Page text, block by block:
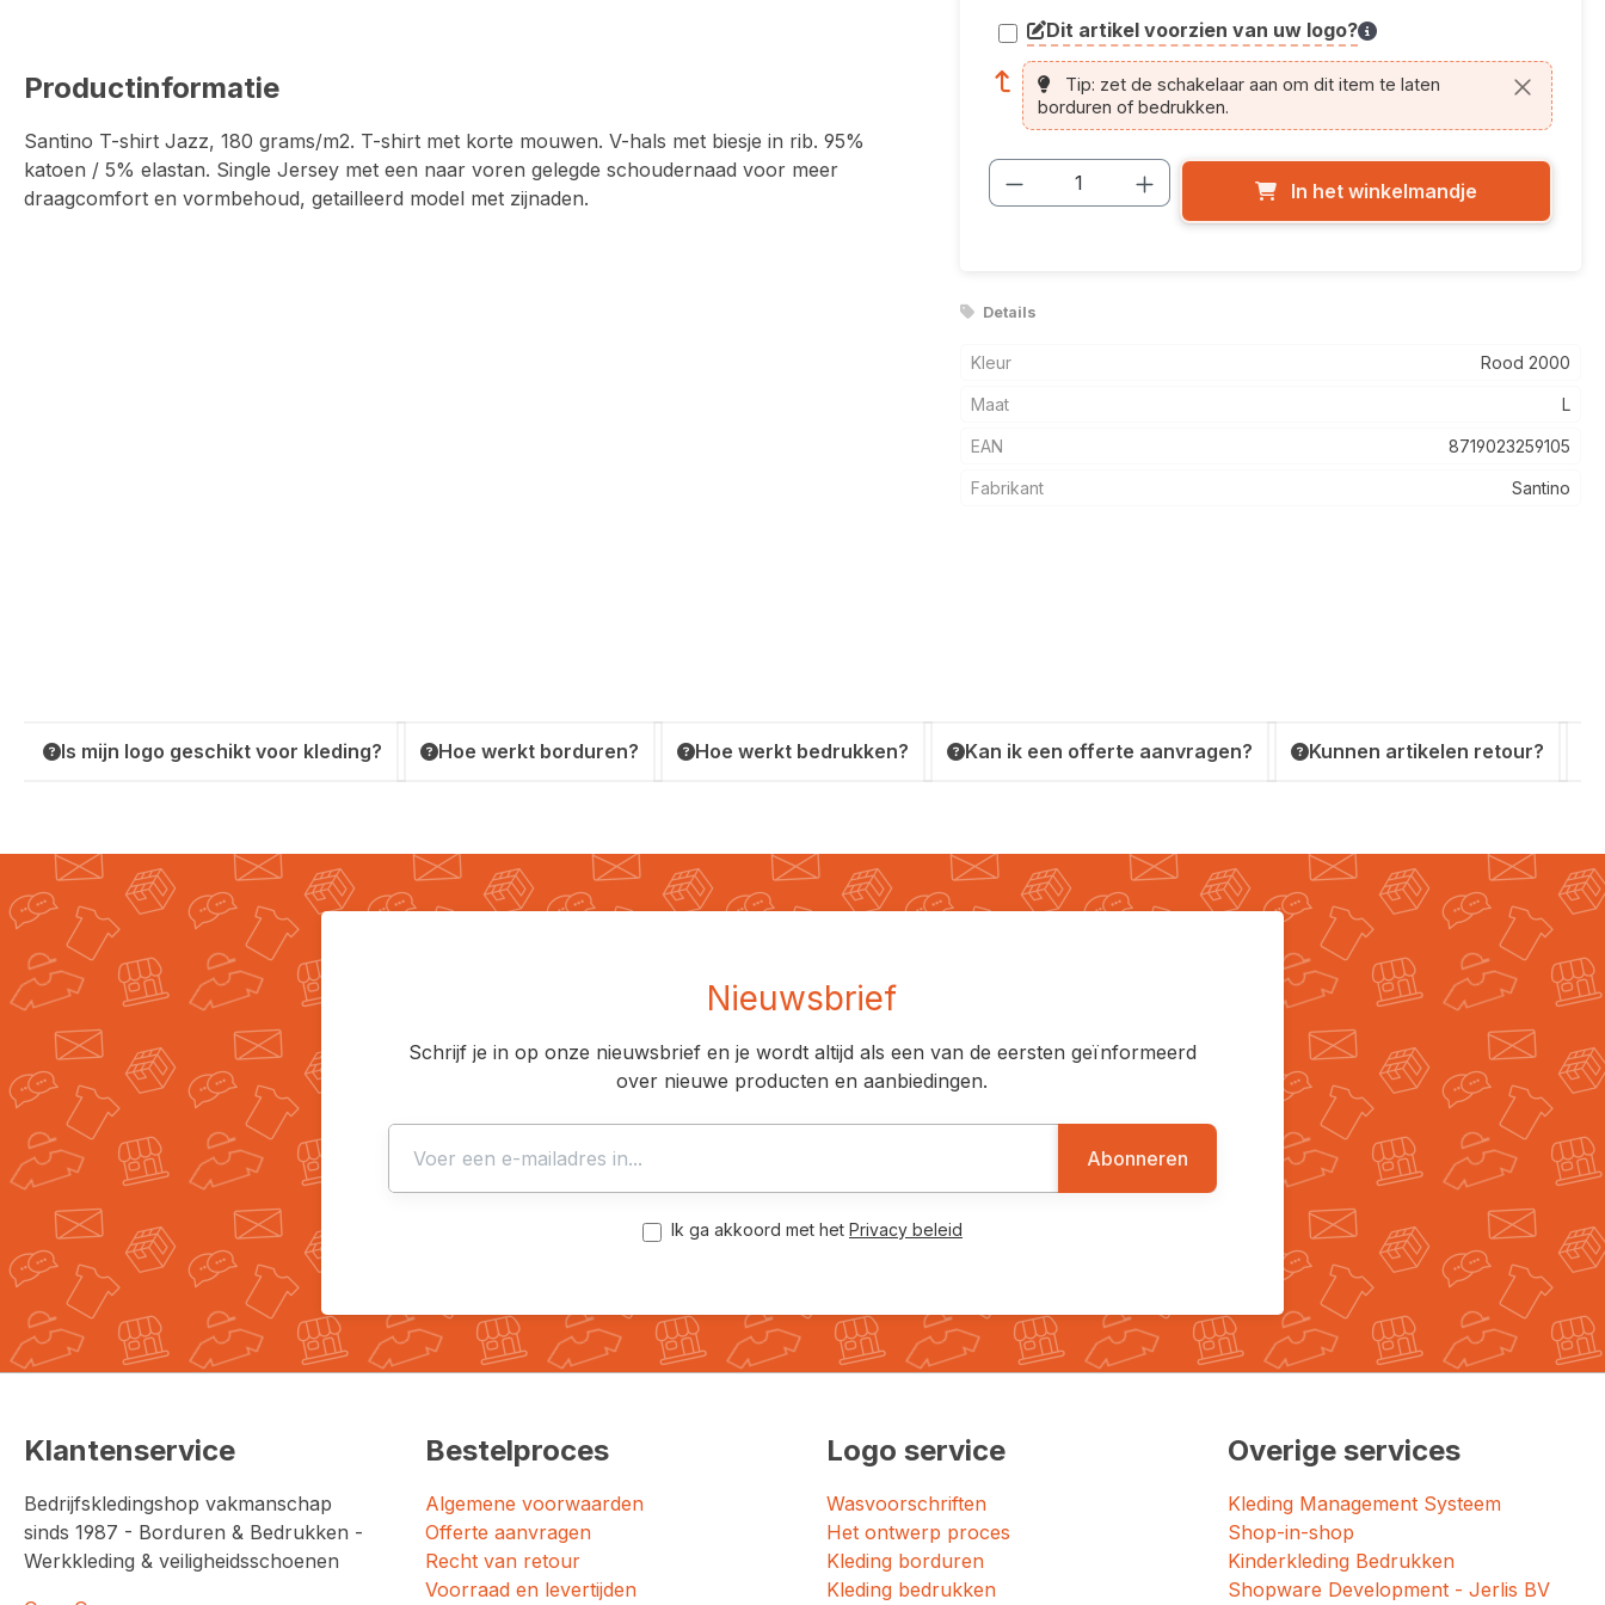
Productinformatie
Santino T-shirt Jazz, 180 grams/m2. T-shirt met korte mouwen. V-hals met biesje in rib. 95%
katoen / 5% elastan. Single Jersey met een naar voren gelegde schoudernaad voor meer
draagcomfort en vormbehoud, getailleerd model met zijnaden.
Dit artikel voorzien van uw logo?
article.printing.helptext
Tip: zet de schakelaar aan om dit item te laten
borduren of bedrukken.
Producthoeveelheid: Voer de gewenste
In het winkelmandje
Details
Kleur Rood 2000
Maat L
EAN 8719023259105
Fabrikant Santino
Is mijn logo geschikt voor kleding? Hoe werkt borduren? Hoe werkt bedrukken? Kan ik een offerte aanvragen? Kunnen artikelen retour?
Nieuwsbrief
Schrijf je in op onze nieuwsbrief en je wordt altijd als een van de eersten geïnformeerd
over nieuwe producten en aanbiedingen.
Abonneren
Ik ga akkoord met het Privacy beleid
Klantenservice
Bedrijfskledingshop vakmanschap
sinds 1987 - Borduren & Bedrukken -
Werkkleding & veiligheidsschoenen
Bestelproces
Algemene voorwaarden
Offerte aanvragen
Recht van retour
Voorraad en levertijden
Logo service
Wasvoorschriften
Het ontwerp proces
Kleding borduren
Kleding bedrukken
Overige services
Kleding Management Systeem
Shop-in-shop
Kinderkleding Bedrukken
Shopware Development - Jerlis BV